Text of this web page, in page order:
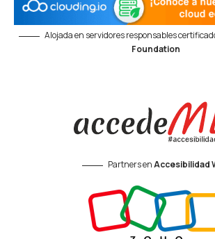
Alojada en servidores responsables
Foundation
Partners enAccesibilidad